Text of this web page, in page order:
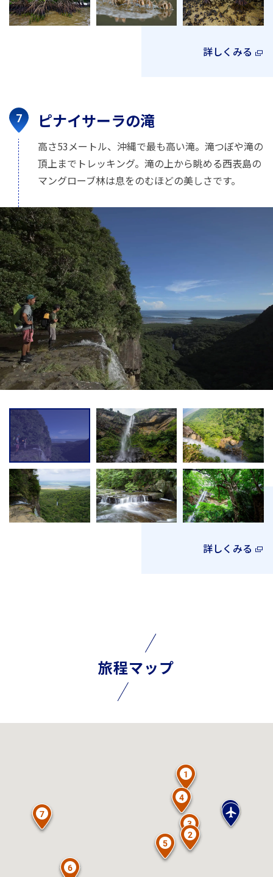
詳しくみる
ピナイサーラの滝
高さ53メートル、沖縄で最も高い滝。滝つぼや滝の
頂上までトレッキング。滝の上から眺める西表島の
マングローブ林は息をのむほどの美しさです。
詳しくみる
旅程マップ